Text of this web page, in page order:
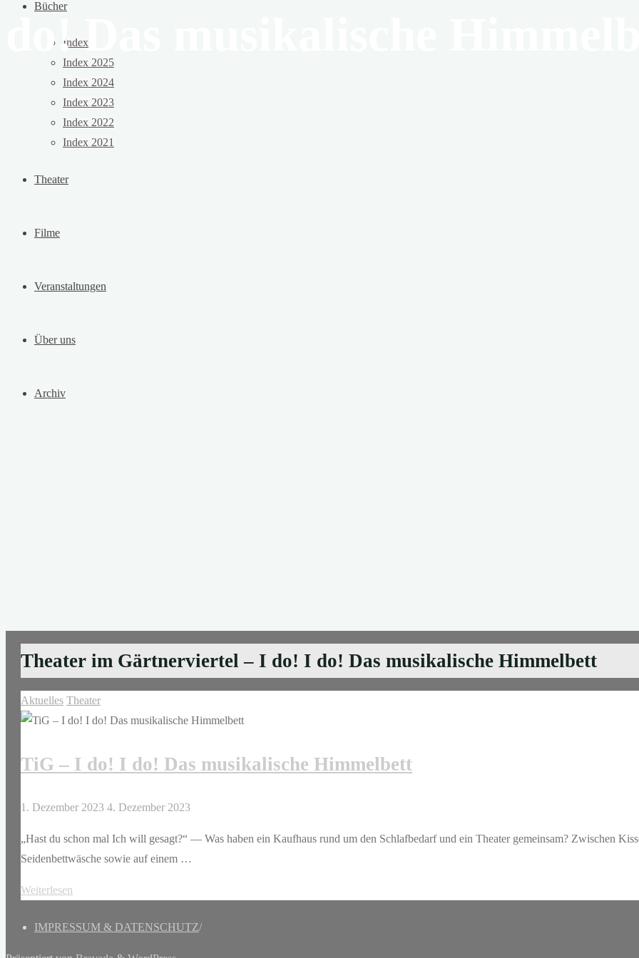
Bücher
Index
Index 2025
Index 2024
Index 2023
Index 2022
Index 2021
Theater
Filme
Veranstaltungen
Über uns
Archiv
do! Das musikalische
Theater im Gärtnerviertel – I do! I do! Das musikalische Himmelbett
Aktuelles Theater
TiG – I do! I do! Das musikalische Himmelbett
1. Dezember 2023 4. Dezember 2023
„Hast du schon mal Ich will gesagt?“ — Was haben ein Kaufhaus rund um den Schlafbedarf und ein Theater gemeinsam? Zwischen
Seidenbettwäsche sowie auf einem …
Weiterlesen
I
IMPRESSUM & DATENSCHUTZ/